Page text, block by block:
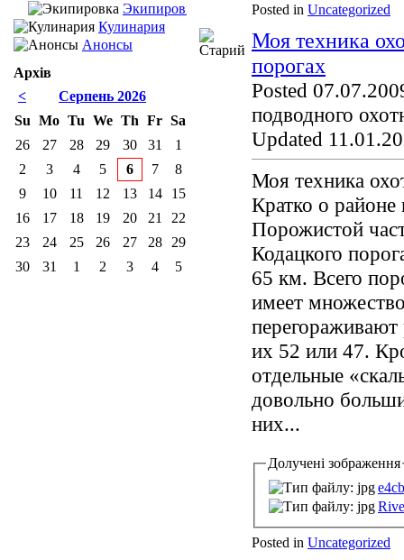
Posted in Uncategorized
Моя техника
порогах
Posted
подводного
Updated
Моя техника
Кратко о
Порожистой
Кодацкого
65 км. Всего
имеет
их 52 или 47.
отдельные
довольно
них...
Долучені зображення
Posted in Uncategorized
Экипировка
Кулинария
Анонсы
Архів
<
Серпень 2026
Su Mo Tu We Th Fr Sa
26
27 28 29 30 31
1
2
3 4 5 6 7
8
9
10 11 12 13 14
15
16
17 18 19 20 21
22
23
24 25 26 27 28
29
30
31 1 2 3 4 5